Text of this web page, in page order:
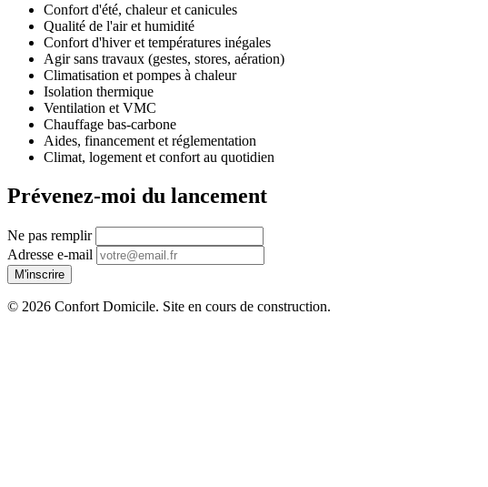
Confort d'été, chaleur et canicules
Qualité de l'air et humidité
Confort d'hiver et températures inégales
Agir sans travaux (gestes, stores, aération)
Climatisation et pompes à chaleur
Isolation thermique
Ventilation et VMC
Chauffage bas-carbone
Aides, financement et réglementation
Climat, logement et confort au quotidien
Prévenez-moi du lancement
Ne pas remplir
Adresse e-mail
M'inscrire
© 2026 Confort Domicile. Site en cours de construction.